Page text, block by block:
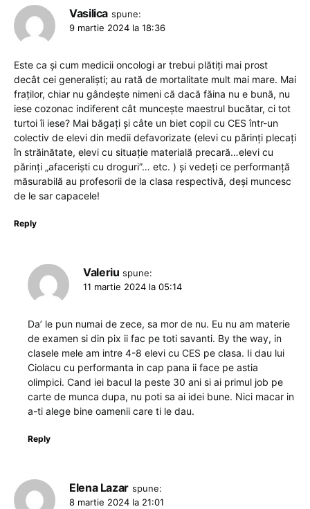
Vasilica spune:
9 martie 2024 la 18:36
Este ca și cum medicii oncologi ar trebui plătiți mai prost
decât cei generaliști; au rată de mortalitate mult mai mare. Mai
fraților, chiar nu gândește nimeni că dacă făina nu e bună, nu
iese cozonac indiferent cât muncește maestrul bucătar, ci tot
turtoi îi iese? Mai băgați și câte un biet copil cu CES într-un
colectiv de elevi din medii defavorizate (elevi cu părinți plecați
în străinătate, elevi cu situație materială precară…elevi cu
părinți „afaceriști cu droguri”… etc. ) și vedeți ce performanță
măsurabilă au profesorii de la clasa respectivă, deși muncesc
de le sar capacele!
Reply
Valeriu spune:
11 martie 2024 la 05:14
Da’ le pun numai de zece, sa mor de nu. Eu nu am materie
de examen si din pix ii fac pe toti savanti. By the way, in
clasele mele am intre 4-8 elevi cu CES pe clasa. Ii dau lui
Ciolacu cu performanta in cap pana ii face pe astia
olimpici. Cand iei bacul la peste 30 ani si ai primul job pe
carte de munca dupa, nu poti sa ai idei bune. Nici macar in
a-ti alege bine oamenii care ti le dau.
Reply
Elena Lazar spune:
8 martie 2024 la 21:01